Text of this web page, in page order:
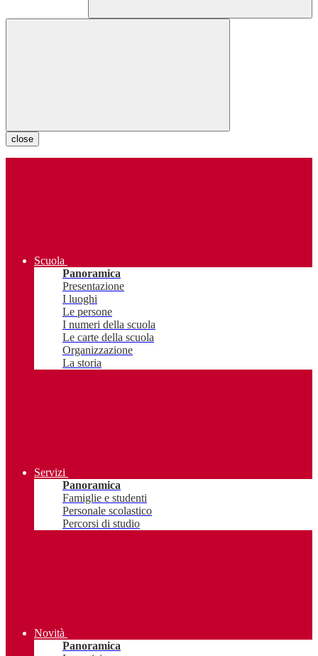
close
Scuola
Panoramica
Presentazione
I luoghi
Le persone
I numeri della scuola
Le carte della scuola
Organizzazione
La storia
Servizi
Panoramica
Famiglie e studenti
Personale scolastico
Percorsi di studio
Novità
Panoramica